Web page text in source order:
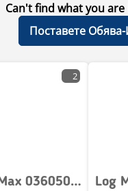
Can't find what you
Поставете
2
Log Max 036050 Vänster matarhjulsarm 3000T & 4000B Log